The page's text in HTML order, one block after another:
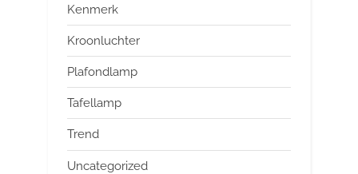
Kenmerk
Kroonluchter
Plafondlamp
Tafellamp
Trend
Uncategorized